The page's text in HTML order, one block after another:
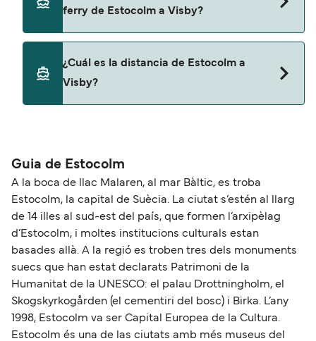
ferry de Estocolm a Visby?
¿Cuál es la distancia de Estocolm a
Visby?
Guia de Estocolm
A la boca de llac Malaren, al mar Bàltic, es troba
Estocolm, la capital de Suècia. La ciutat s’estén al llarg
de 14 illes al sud-est del país, que formen l’arxipèlag
d’Estocolm, i moltes institucions culturals estan
basades allà. A la regió es troben tres dels monuments
suecs que han estat declarats Patrimoni de la
Humanitat de la UNESCO: el palau Drottningholm, el
Skogskyrkogården (el cementiri del bosc) i Birka. L’any
1998, Estocolm va ser Capital Europea de la Cultura.
Estocolm és una de las ciutats amb més museus del